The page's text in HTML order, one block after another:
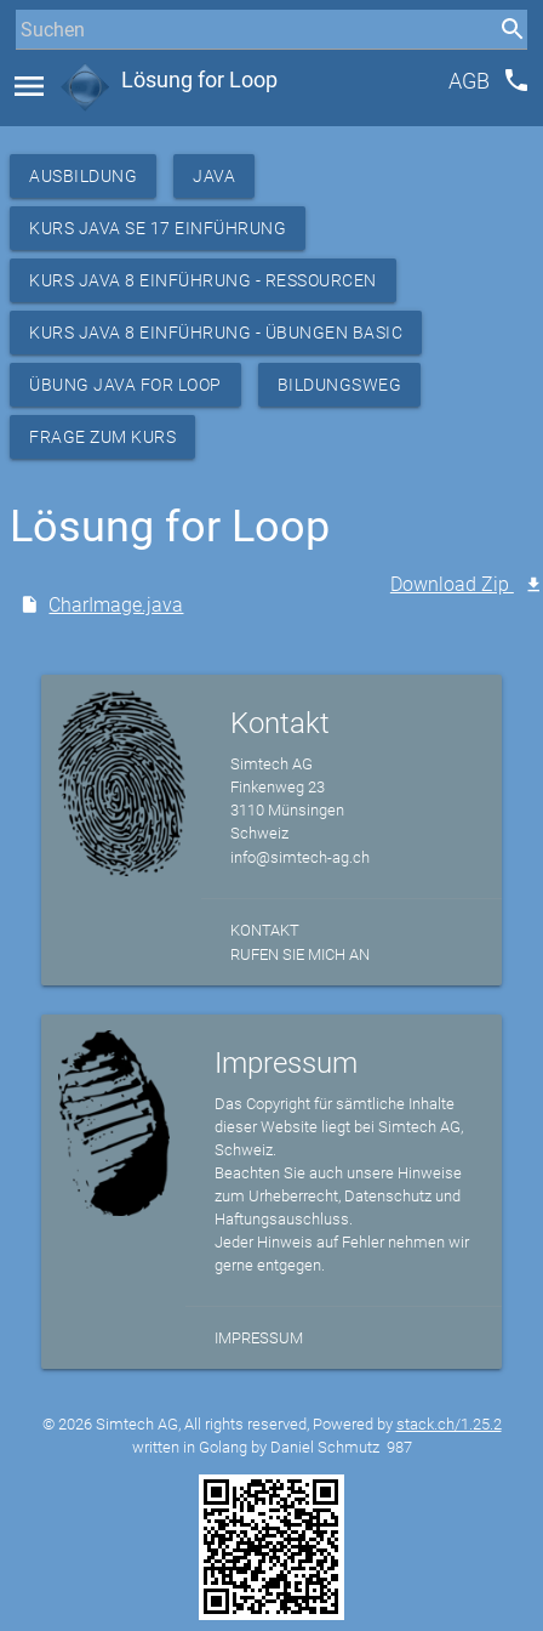
menu Lösung for Loop AGB phone
AUSBILDUNG JAVA
KURS JAVA SE 17 EINFÜHRUNG
KURS JAVA 8 EINFÜHRUNG - RESSOURCEN
KURS JAVA 8 EINFÜHRUNG - ÜBUNGEN BASIC
ÜBUNG JAVA FOR LOOP BILDUNGSWEG
FRAGE ZUM KURS
Lösung for Loop
CharImage.java
Download Zip
Kontakt
Simtech AG
Finkenweg 23
3110 Münsingen
Schweiz
info@simtech-ag.ch
KONTAKT
RUFEN SIE MICH AN
Impressum
Das Copyright für sämtliche Inhalte
dieser Website liegt bei Simtech AG,
Schweiz.
Beachten Sie auch unsere Hinweise
zum Urheberrecht, Datenschutz und
Haftungsauschluss.
Jeder Hinweis auf Fehler nehmen wir
gerne entgegen.
IMPRESSUM
© 2026 Simtech AG, All rights reserved, Powered by stack.ch/1.25.2
written in Golang by Daniel Schmutz 987